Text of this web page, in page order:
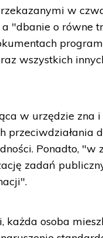
w
"dbanie o równe
wszystkich
w urzędzie zna
przeciwdziałania
Ponadto, "w
zadań
każda osoba